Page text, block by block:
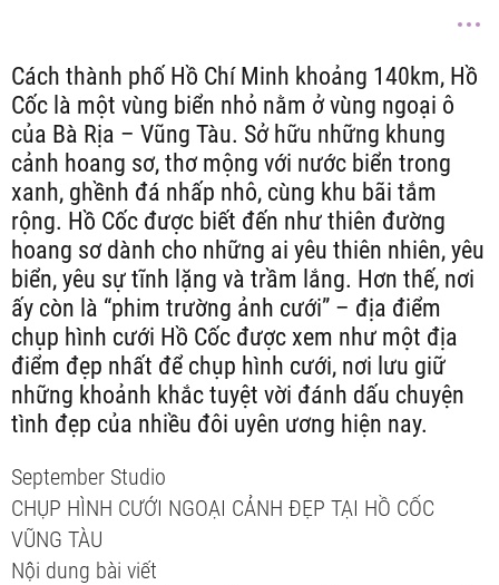
Cách thành phố Hồ Chí Minh khoảng 140km, Hồ
Cốc là một vùng biển nhỏ nằm ở vùng ngoại ô
của Bà Rịa – Vũng Tàu. Sở hữu những khung
cảnh hoang sơ, thơ mộng với nước biển trong
xanh, ghềnh đá nhấp nhô, cùng khu bãi tắm
rộng. Hồ Cốc được biết đến như thiên đường
hoang sơ dành cho những ai yêu thiên nhiên, yêu
biển, yêu sự tĩnh lặng và trầm lắng. Hơn thế, nơi
ấy còn là “phim trường ảnh cưới” – địa điểm
chụp hình cưới Hồ Cốc được xem như một địa
điểm đẹp nhất để chụp hình cưới, nơi lưu giữ
những khoảnh khắc tuyệt vời đánh dấu chuyện
tình đẹp của nhiều đôi uyên ương hiện nay.
September Studio
CHỤP HÌNH CƯỚI NGOẠI CẢNH ĐẸP TẠI HỒ CỐC
VŨNG TÀU
Nội dung bài viết